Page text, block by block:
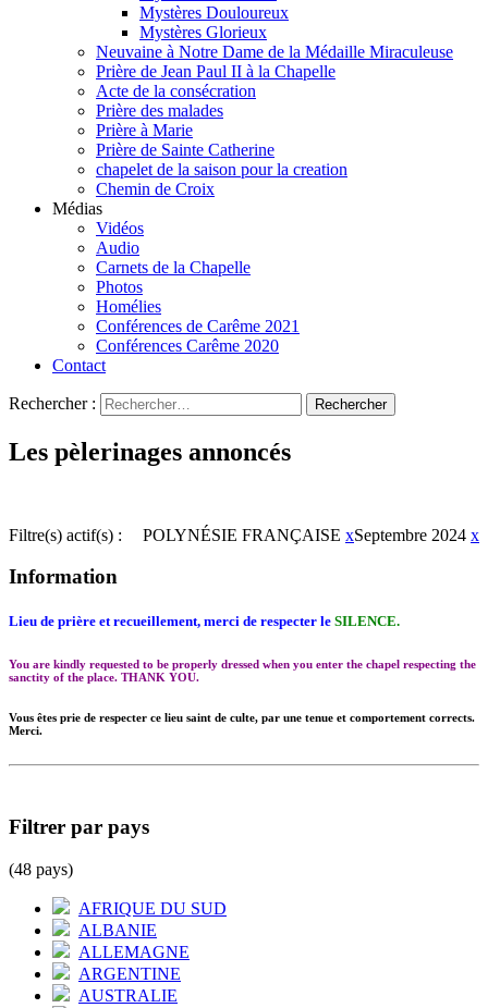
Mystères Douloureux
Mystères Glorieux
Neuvaine à Notre Dame de la Médaille Miraculeuse
Prière de Jean Paul II à la Chapelle
Acte de la consécration
Prière des malades
Prière à Marie
Prière de Sainte Catherine
chapelet de la saison pour la creation
Chemin de Croix
Médias
Vidéos
Audio
Carnets de la Chapelle
Photos
Homélies
Conférences de Carême 2021
Conférences Carême 2020
Contact
Rechercher :
Les pèlerinages annoncés
Filtre(s) actif(s) : POLYNÉSIE FRANÇAISE xSeptembre 2024 x
Information
Lieu de prière et recueillement, merci de respecter le SILENCE.
You are kindly requested to be properly dressed when you enter the chapel respecting the
sanctity of the place. THANK YOU.
Vous êtes prie de respecter ce lieu saint de culte, par une tenue et comportement corrects.
Merci.
Filtrer par pays
(48 pays)
AFRIQUE DU SUD
ALBANIE
ALLEMAGNE
ARGENTINE
AUSTRALIE